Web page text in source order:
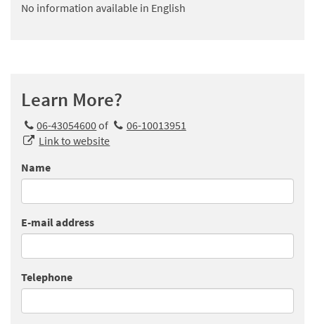
No information available in English
Learn More?
06-43054600of
06-10013951
Link to website
Name
E-mail address
Telephone